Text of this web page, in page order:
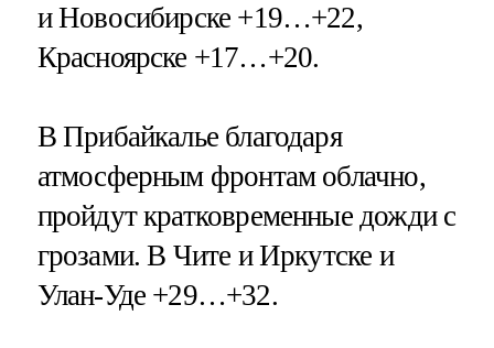
и Новосибирске +19…+22,
Красноярске +17…+20.
В Прибайкалье благодаря
атмосферным фронтам облачно,
пройдут кратковременные дожди с
грозами. В Чите и Иркутске и
Улан-Уде +29…+32.